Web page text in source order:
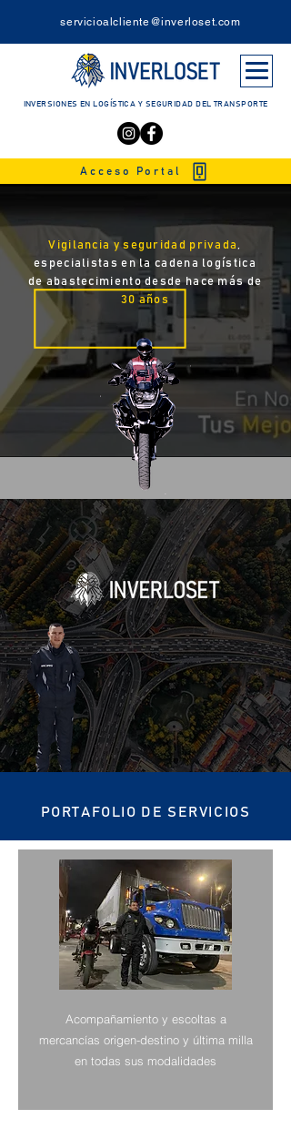
INVERSIONES EN LOGÍSTICA Y SEGURIDAD DEL TRANSPORTE
Acceso Portal
servicioalcliente@inverloset.com
Vigilancia y seguridad privada,
especialistas en la cadena logística
de abastecimiento desde hace más de
30 años
PORTAFOLIO DE SERVICIOS
Acompañamiento y escoltas a
mercancías origen-destino y última milla
en todas sus modalidades